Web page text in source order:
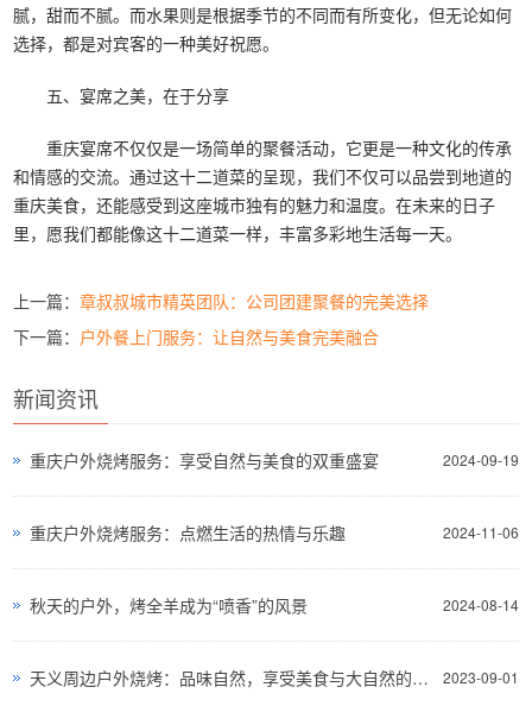
腻，甜而不腻。而水果则是根据季节的不同而有所变化，但无论如何
选择，都是对宾客的一种美好祝愿。
五、宴席之美，在于分享
重庆宴席不仅仅是一场简单的聚餐活动，它更是一种文化的传承
和情感的交流。通过这十二道菜的呈现，我们不仅可以品尝到地道的
重庆美食，还能感受到这座城市独有的魅力和温度。在未来的日子
里，愿我们都能像这十二道菜一样，丰富多彩地生活每一天。
上一篇：章叔叔城市精英团队：公司团建聚餐的完美选择
下一篇： 户外餐上门服务：让自然与美食完美融合
新闻资讯
2024-09-19
重庆户外烧烤服务：享受自然与美食的双重盛宴
2024-11-06
重庆户外烧烤服务：点燃生活的热情与乐趣
2024-08-14
秋天的户外，烤全羊成为“喷香”的风景
2023-09-01
天义周边户外烧烤：品味自然，享受美食与大自然的完美结合